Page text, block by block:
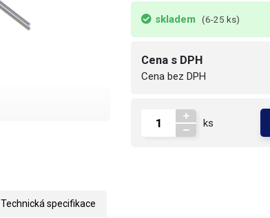
skladem (6-25 ks)
Cena s DPH
Cena bez DPH
ks
Technická specifikace